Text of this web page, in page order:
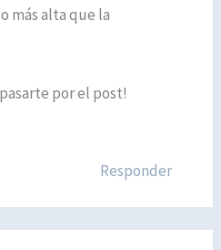
más alta que la
por el post!
Responder